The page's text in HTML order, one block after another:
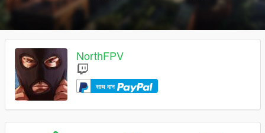
NorthFPV
साथ दान